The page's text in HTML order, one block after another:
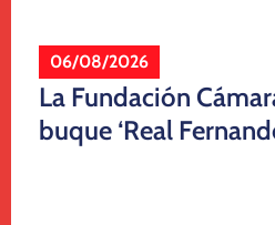
06/08/2026
La Fundación
buque ‘Real